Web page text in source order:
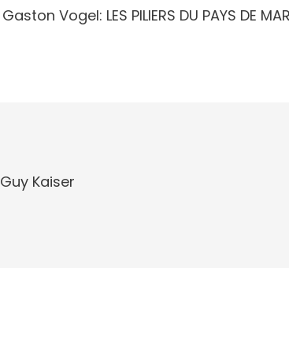
Gaston Vogel: LES PILIERS DU PAYS DE
Guy Kaiser